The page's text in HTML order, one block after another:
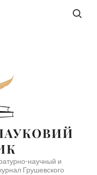
Поиск:
научный и
Грушевского